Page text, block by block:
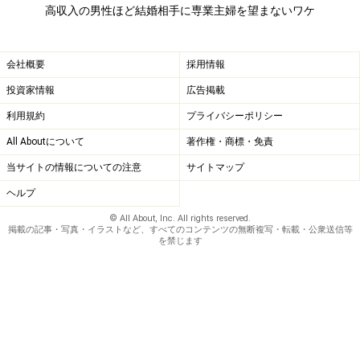
高収入の男性ほど結婚相手に専業主婦を望まないワケ
会社概要 採用情報
投資家情報 広告掲載
利用規約 プライバシーポリシー
All Aboutについて 著作権・商標・免責
当サイトの情報についての注意 サイトマップ
ヘルプ
© All About, Inc. All rights reserved.
掲載の記事・写真・イラストなど、すべてのコンテンツの無断複写・転載・公衆送信等
を禁じます